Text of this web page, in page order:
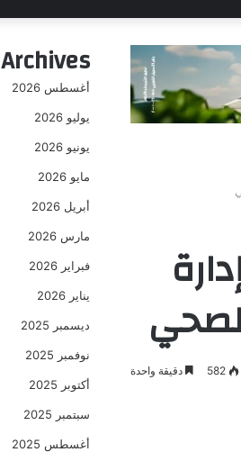
582 دقيقة واحدة
Archives
أغسطس 2026
يوليو 2026
يونيو 2026
مايو 2026
أبريل 2026
مارس 2026
فبراير 2026
يناير 2026
ديسمبر 2025
نوفمبر 2025
أكتوبر 2025
سبتمبر 2025
أغسطس 2025